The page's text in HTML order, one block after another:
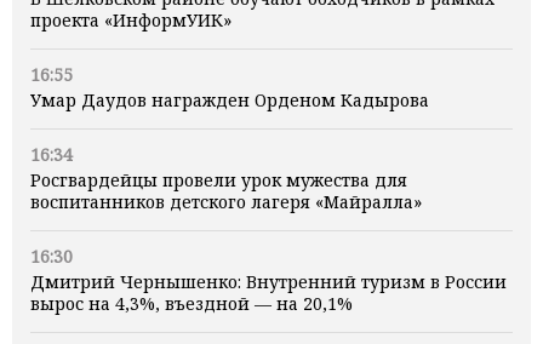
проекта «ИнформУИК»
16:55
Умар Даудов награжден Орденом Кадырова
16:34
Росгвардейцы провели урок мужества для
воспитанников детского лагеря «Майралла»
16:30
Дмитрий Чернышенко: Внутренний туризм в России
вырос на 4,3%, въездной — на 20,1%